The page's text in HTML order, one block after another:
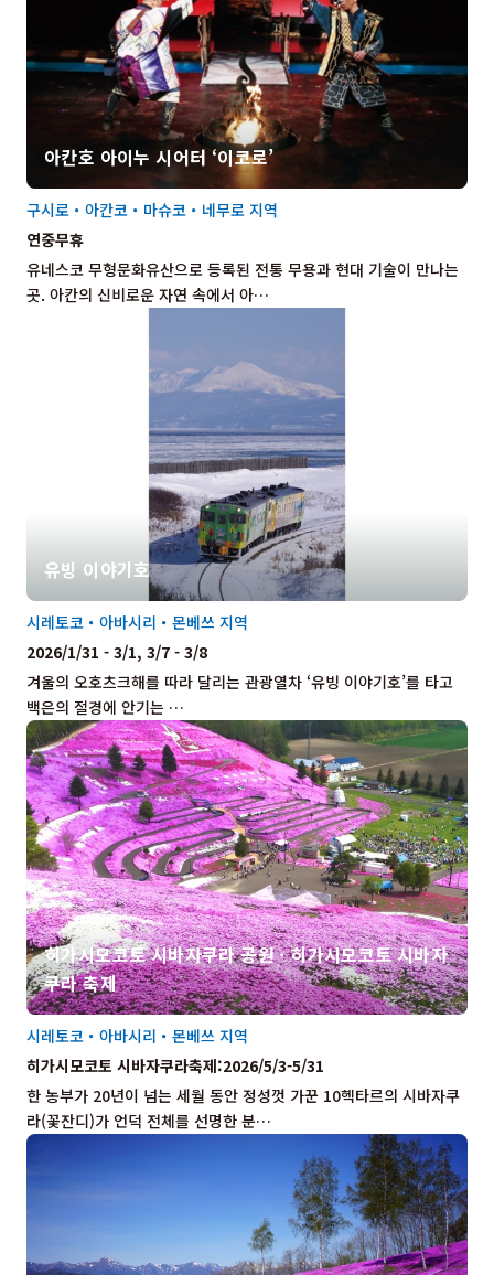
아칸호 아이누 시어터 ‘이코로’
유네스코 무형문화유산으로 등록된 전통 무용과 현대 기술이 만나는
곳. 아칸의 신비로운 자연 속에서 아…
구시로・아칸코・마슈코・네무로 지역
연중무휴
유빙 이야기호
겨울의 오호츠크해를 따라 달리는 관광열차 ‘유빙 이야기호’를 타고
백은의 절경에 안기는 …
시레토코・아바시리・몬베쓰 지역
2026/1/31 - 3/1, 3/7 - 3/8
히가시모코토 시바자쿠라 공원 · 히가시모코토 시바자
쿠라 축제
한 농부가 20년이 넘는 세월 동안 정성껏 가꾼 10헥타르의 시바자쿠
라(꽃잔디)가 언덕 전체를 선명한 분…
시레토코・아바시리・몬베쓰 지역
히가시모코토 시바자쿠라축제:2026/5/3-5/31